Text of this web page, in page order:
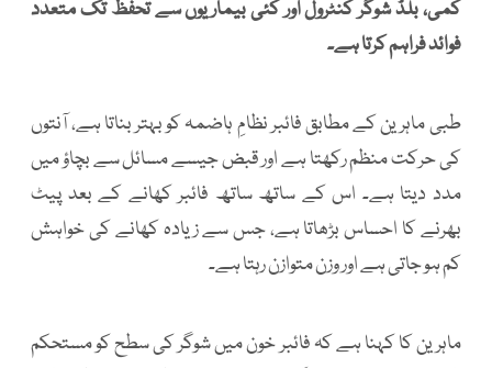
کمی، بلڈ شوگر کنٹرول اور کئی بیماریوں سے تحفظ تک متعدد
فوائد فراہم کرتا ہے۔
طبی ماہرین کے مطابق فائبر نظامِ ہاضمہ کو بہتر بناتا ہے، آنتوں
کی حرکت منظم رکھتا ہے اور قبض جیسے مسائل سے بچاؤ میں
مدد دیتا ہے۔ اس کے ساتھ ساتھ فائبر کھانے کے بعد پیٹ
بھرنے کا احساس بڑھاتا ہے، جس سے زیادہ کھانے کی خواہش
کم ہو جاتی ہے اور وزن متوازن رہتا ہے۔
ماہرین کا کہنا ہے کہ فائبر خون میں شوگر کی سطح کو مستحکم